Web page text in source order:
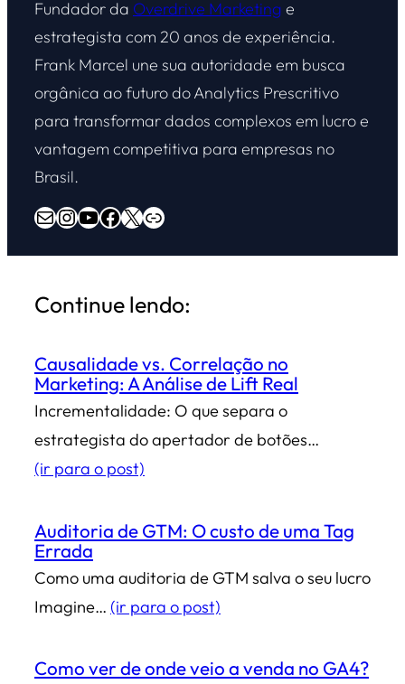
Fundador da Overdrive Marketing e
estrategista com 20 anos de experiência.
Frank Marcel une sua autoridade em busca
orgânica ao futuro do Analytics Prescritivo
para transformar dados complexos em lucro e
vantagem competitiva para empresas no
Brasil.
E-mail InstagramYoutube Facebook X Overdrive Marketing
Continue lendo:
Causalidade vs. Correlação no
Marketing: A Análise de Lift Real
Incrementalidade: O que separa o
estrategista do apertador de botões…
(ir para o post)
Auditoria de GTM: O custo de uma Tag
Errada
Como uma auditoria de GTM salva o seu lucro
Imagine… (ir para o post)
Como ver de onde veio a venda no GA4?